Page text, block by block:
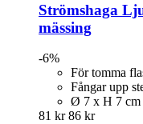
Strömshaga
mässing
-6%
För tomma
Fångar upp
Ø 7 x H 7 cm
81 kr 86 kr